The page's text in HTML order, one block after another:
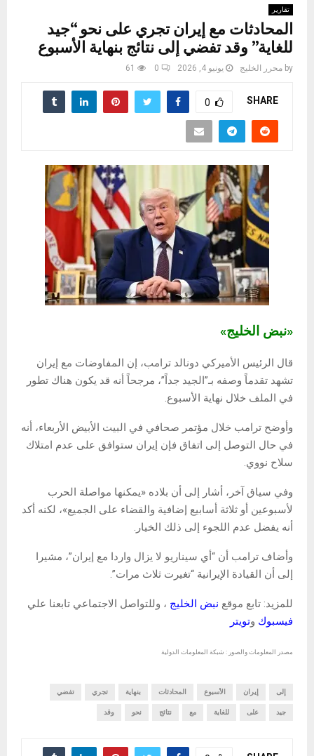
تقارير
المحادثات مع إيران تجري على نحو “جيد
للغاية” وقد تفضي إلى نتائج بنهاية الأسبوع
by محرر الخليج يونيو 4, 2026 0
61
SHARE
0
«نبض الخليج»
قال الرئيس الأميركي دونالد ترامب، إن المفاوضات مع إيران
تشهد تقدماً وصفه بـ”الجيد جداً”، مرجحاً أنه قد يكون هناك تطور
في الملف خلال نهاية الأسبوع.
وأوضح ترامب خلال مؤتمر صحافي في البيت الأبيض الأربعاء، أنه
في حال التوصل إلى اتفاق فإن إيران ستوافق على عدم امتلاك
سلاح نووي.
وفي سياق آخر، أشار إلى أن بلاده «يمكنها مواصلة الحرب
لأسبوعين أو ثلاثة أسابيع إضافية والقضاء على الجميع»، لكنه أكد
أنه يفضل عدم اللجوء إلى ذلك الخيار.
وأضاف ترامب أن “أي سيناريو لا يزال واردا مع إيران”، مشيرا
إلى أن القيادة الإيرانية “تغيرت ثلاث مرات”.
للمزيد: تابع موقع نبض الخليج ، وللتواصل الاجتماعي تابعنا علي
فيسبوك وتويتر
مصدر المعلومات والصور : شبكة المعلومات الدولية
إلى إيران الأسبوع المحادثات بنهاية تجري تفضي
جيد على للغاية مع نتائج نحو وقد